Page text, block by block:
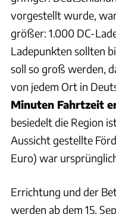
vorgestellt wurde,
größer: 1.000 DC-
Ladepunkten sollten
soll so groß werden,
von jedem Ort in
Minuten Fahrtzeit
besiedelt die Region
Aussicht gestellte
Euro) war
Errichtung und der
werden ab dem 15.